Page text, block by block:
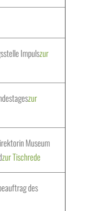
Impulszur
zur
Museum
zur Tischrede
des